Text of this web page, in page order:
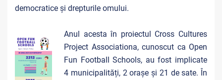
democratice și drepturile omului.
Anul acesta în proiectul Cross Cultures
Project Associationa, cunoscut ca Open
Fun Football Schools, au fost implicate
4 municipalități, 2 orașe și 21 de sate. În